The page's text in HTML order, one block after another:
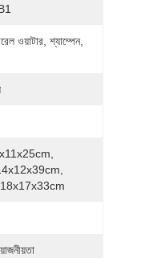
ওয়াটার, শ্যাম্পেন,